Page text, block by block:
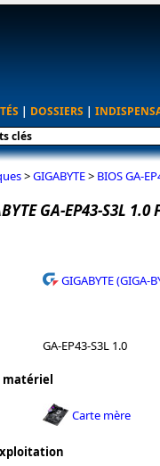
| DOSSIERS |
>GIGABYTE> BIOS GA-
GA-EP43-S3L 1.0
GIGABYTE (GIGA-
GA-EP43-S3L 1.0
matériel
Carte mère